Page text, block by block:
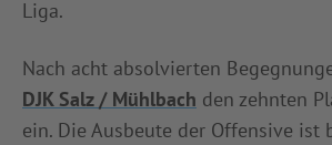
Liga.
Nach acht absolvierten
DJK Salz / Mühlbach den zehnten
ein. Die Ausbeute der Offensive ist